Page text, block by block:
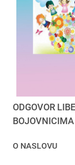
ODGOVOR
O NASLOVU